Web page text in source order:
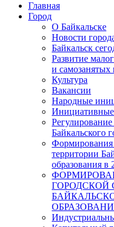
Главная
Город
О Байкальске
Новости
Байкальск
Развитие
и самозанятых
Культура
Вакансии
Народные
Байкальского
Формирования
территории
образования в
ГОРОДСКОЙ